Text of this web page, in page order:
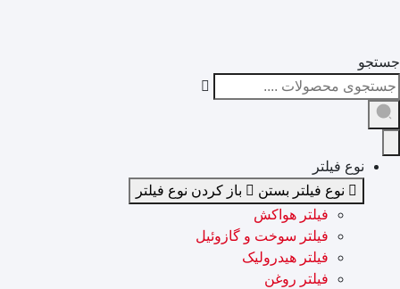
جستجو
نوع فیلتر
نوع فیلتر بستن
باز کردن نوع فیلتر
فیلتر هواکش
فیلتر سوخت و گازوئیل
فیلتر هیدرولیک
فیلتر روغن